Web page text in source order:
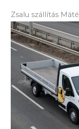
Zsalu szállítás